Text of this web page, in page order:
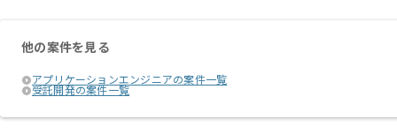
他の案件を見る
アプリケーションエンジニアの案件一覧
受託開発の案件一覧